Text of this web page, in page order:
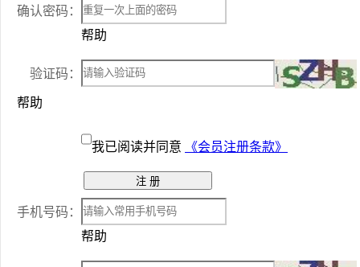
确认密码：
帮助
验证码：
帮助
我已阅读并同意 《会员注册条款》
手机号码：
帮助